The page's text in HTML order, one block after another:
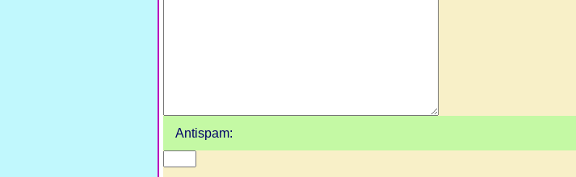
Antispam: